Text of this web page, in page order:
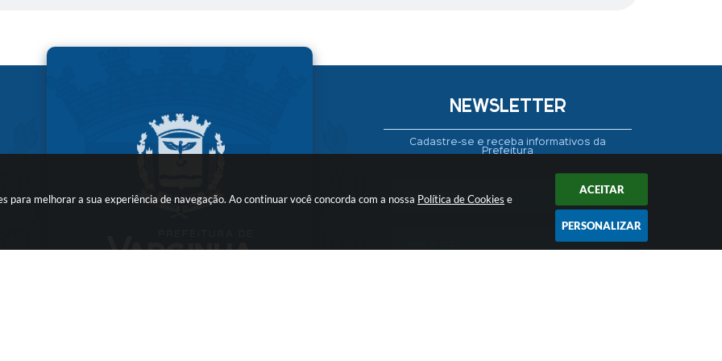
para melhorar a sua experiência de navegação. Ao continuar você concorda com a nossa Política de Cookies e
ACEITAR
PERSONALIZAR
NEWSLETTER
Cadastre-se e receba informativos da
Prefeitura